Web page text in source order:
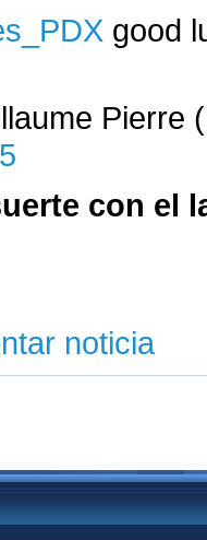
good
Pierre
con el
noticia